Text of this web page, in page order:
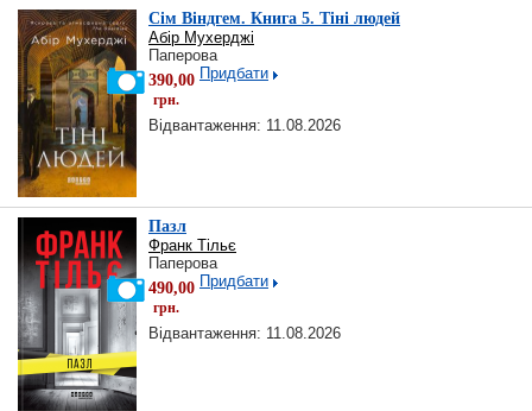
Сім Віндгем. Книга 5. Тіні людей
Абір Мухерджі
Паперова
390,00
грн.
Придбати
Відвантаження: 11.08.2026
Пазл
Франк Тільє
Паперова
490,00
грн.
Придбати
Відвантаження: 11.08.2026